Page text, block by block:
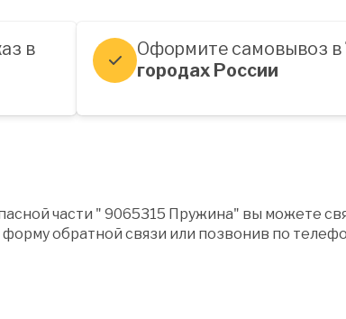
в
Оформите самовывоз в
городах России
части " 9065315 Пружина" вы можете
обратной связи или позвонив по